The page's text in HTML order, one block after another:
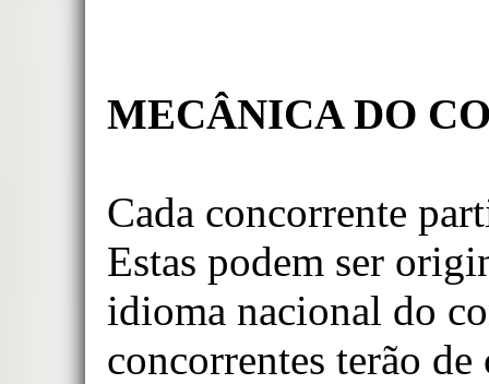
MECÂNICA DO
Cada concorrente
Estas podem ser
idioma nacional do
concorrentes terão